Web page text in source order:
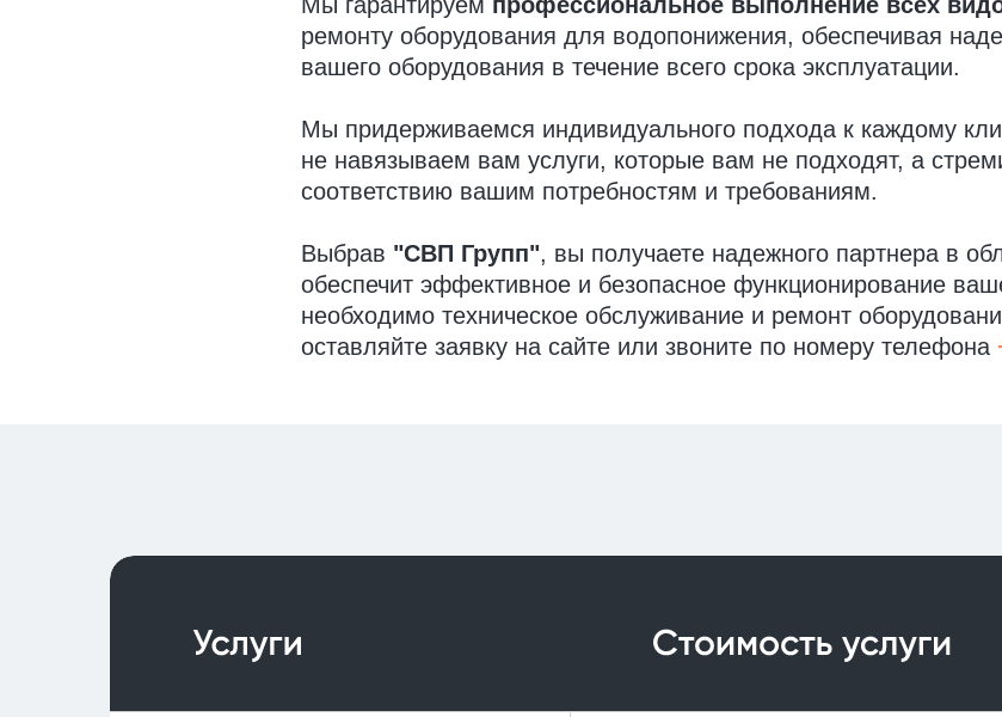
ремонту оборудования для водопонижения, обеспечивая
вашего оборудования в течение всего срока эксплуатации.
Мы придерживаемся индивидуального подхода к каждому
не навязываем вам услуги, которые вам не подходят, а
соответствию вашим потребностям и требованиям.
Выбрав "СВП Групп", вы получаете надежного партнера в
обеспечит эффективное и безопасное функционирование
необходимо техническое обслуживание и ремонт
оставляйте заявку на сайте или звоните по номеру телефона